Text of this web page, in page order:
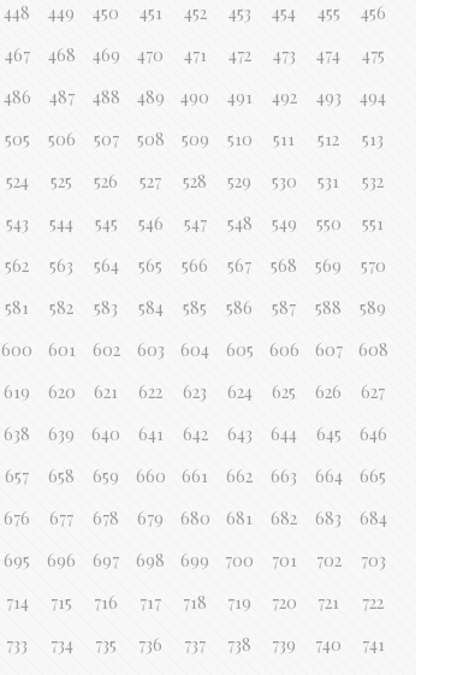
448 449 450 451 452 453 454 455
456
467 468 469 470 471 472 473 474
475
486 487 488 489 490 491 492 493
494
505 506 507 508 509 510 511 512
513
524 525 526 527 528 529 530 531
532
543 544 545 546 547 548 549 550
551
562 563 564 565 566 567 568 569
570
581 582 583 584 585 586 587 588
589
600 601 602 603 604 605 606 607
608
619 620 621 622 623 624 625 626
627
638 639 640 641 642 643 644 645
646
657 658 659 660 661 662 663 664
665
676 677 678 679 680 681 682 683
684
695 696 697 698 699 700 701 702
703
714 715 716 717 718 719 720 721
722
733 734 735 736 737 738 739 740
741